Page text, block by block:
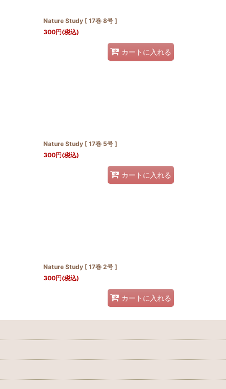
Nature Study [ 17巻 8号 ]
300円(税込)
カートに入れる
Nature Study [ 17巻 5号 ]
300円(税込)
カートに入れる
Nature Study [ 17巻 2号 ]
300円(税込)
カートに入れる